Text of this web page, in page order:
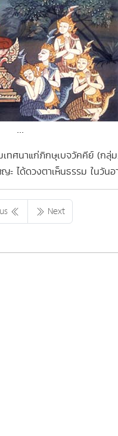
...
เทศนาแก่ภิกษุเบจวัคคีย์ (ก
ได้ดวงตาเห็นธรรม ในวัน
Next